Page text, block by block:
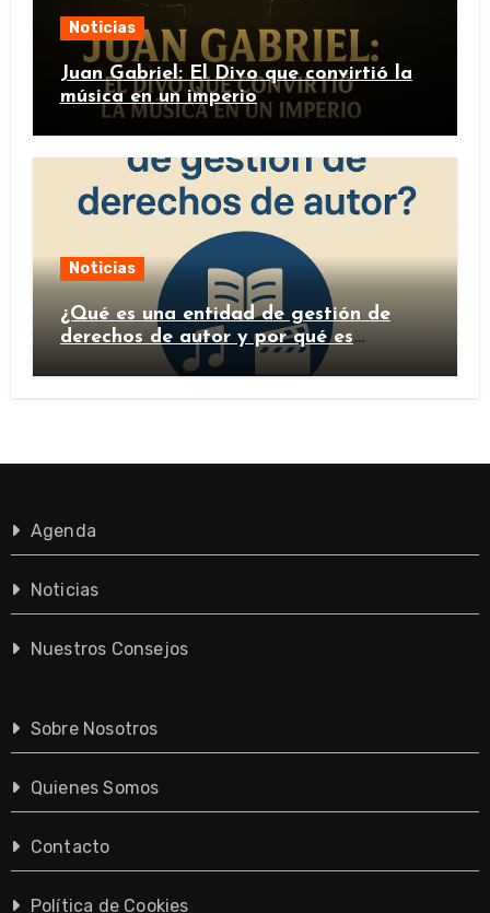
Noticias
Juan Gabriel: El Divo que convirtió la
música en un imperio
Noticias
¿Qué es una entidad de gestión de
derechos de autor y por qué es
importante?
Agenda
Noticias
Nuestros Consejos
Sobre Nosotros
Quienes Somos
Contacto
Política de Cookies